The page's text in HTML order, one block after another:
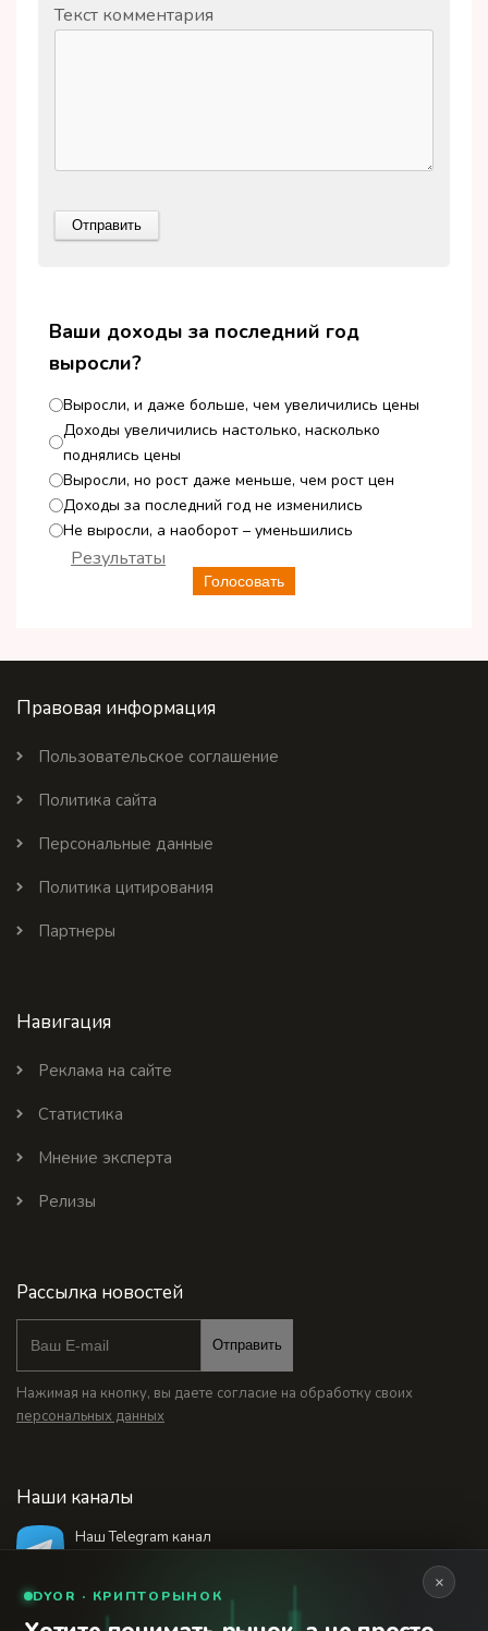
Текст комментария
Ваши доходы за последний год
выросли?
Выросли, и даже больше, чем увеличились цены
Доходы увеличились настолько, насколько
поднялись цены
Выросли, но рост даже меньше, чем рост цен
Доходы за последний год не изменились
Не выросли, а наоборот – уменьшились
Голосовать
Результаты
Правовая информация
Пользовательское соглашение
Политика сайта
Персональные данные
Политика цитирования
Партнеры
Навигация
Реклама на сайте
Статистика
Мнение эксперта
Релизы
Рассылка новостей
Отправить
Нажимая на кнопку, вы даете согласие на обработку своих
персональных данных
Наши каналы
Наш Telegram канал
×
DYOR · КРИПТОРЫНОК